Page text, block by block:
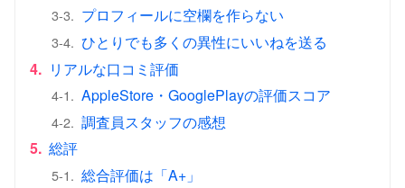
3-3. プロフィールに空欄を作らない
3-4. ひとりでも多くの異性にいいねを送る
4. リアルな口コミ評価
4-1. AppleStore・GooglePlayの評価スコア
4-2. 調査員スタッフの感想
5. 総評
5-1. 総合評価は「A+」